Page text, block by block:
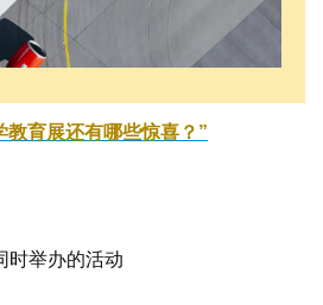
教育展还有哪些惊喜？ ”
时举办的活动